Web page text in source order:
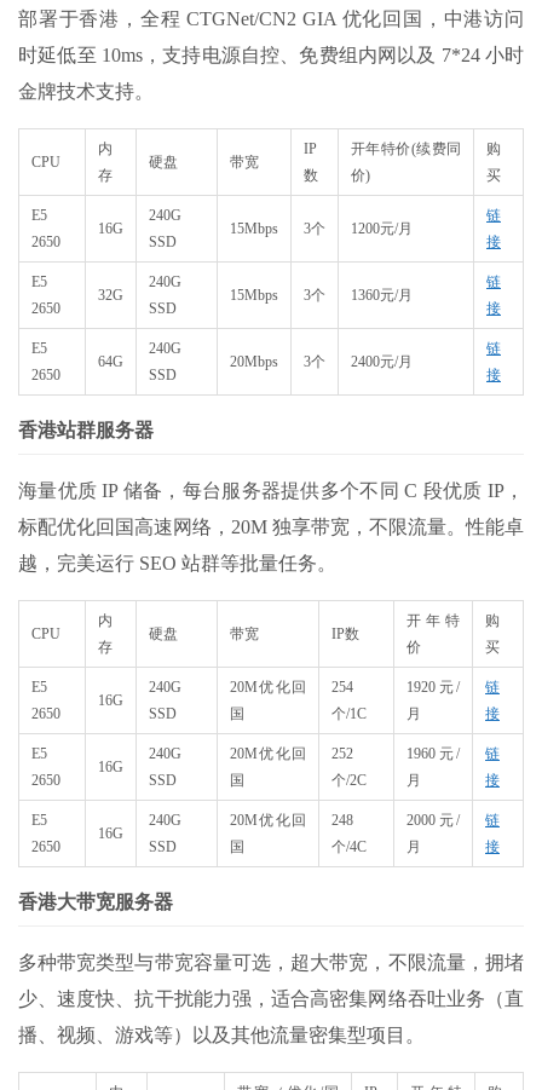
部署于香港，全程 CTGNet/CN2 GIA 优化回国，中港访问
时延低至 10ms，支持电源自控、免费组内网以及 7*24 小时
金牌技术支持。
CPU
内
存
硬盘 带宽
IP
数
开年特价(续费同
价)
购
买
E5
2650
16G
240G
SSD
15Mbps 3个 1200元/月
链
接
E5
2650
32G
240G
SSD
15Mbps 3个 1360元/月
链
接
E5
2650
64G
240G
SSD
20Mbps 3个 2400元/月
链
接
香港站群服务器
海量优质 IP 储备，每台服务器提供多个不同 C 段优质 IP，
标配优化回国高速网络，20M 独享带宽，不限流量。性能卓
越，完美运行 SEO 站群等批量任务。
CPU
内
存
硬盘 带宽 IP数
开年特
价
购
买
E5
2650
16G
240G
SSD
20M优化回
国
254
个/1C
1920元/
月
链
接
E5
2650
16G
240G
SSD
20M优化回
国
252
个/2C
1960元/
月
链
接
E5
2650
16G
240G
SSD
20M优化回
国
248
个/4C
2000元/
月
链
接
香港大带宽服务器
多种带宽类型与带宽容量可选，超大带宽，不限流量，拥堵
少、速度快、抗干扰能力强，适合高密集网络吞吐业务（直
播、视频、游戏等）以及其他流量密集型项目。